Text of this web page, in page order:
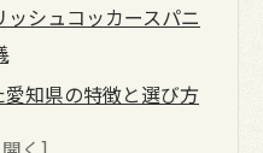
シュコッカースパニ
知県の特徴と選び方
ースパニエルに最適